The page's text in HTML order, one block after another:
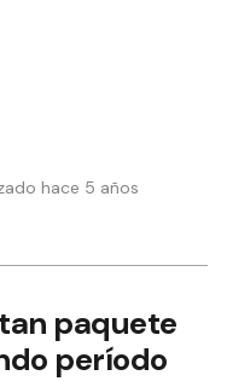
hace 5 años
paquete
período